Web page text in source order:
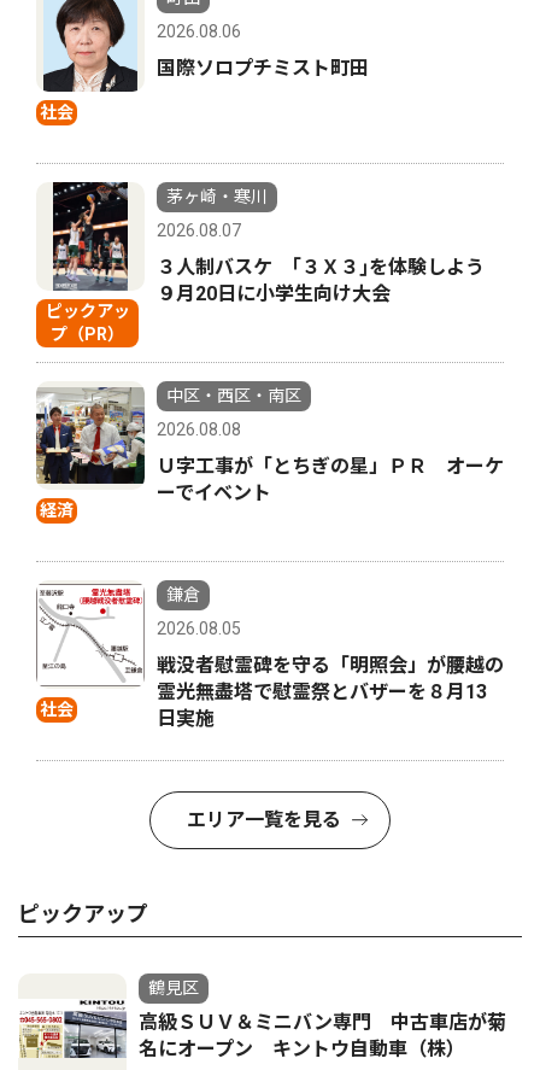
社会
2026.08.06
国際ソロプチミスト町田
ピックアッ
プ（PR）
茅ヶ崎・寒川
2026.08.07
３人制バスケ ｢３Ｘ３｣を体験しよう
９月20日に小学生向け大会
経済
中区・西区・南区
2026.08.08
Ｕ字工事が「とちぎの星」ＰＲ オーケ
ーでイベント
社会
鎌倉
2026.08.05
戦没者慰霊碑を守る「明照会」が腰越の
霊光無盡塔で慰霊祭とバザーを８月13
日実施
エリア一覧を見る
ピックアップ
鶴見区
高級ＳＵＶ＆ミニバン専門 中古車店が菊
名にオープン キントウ自動車（株）